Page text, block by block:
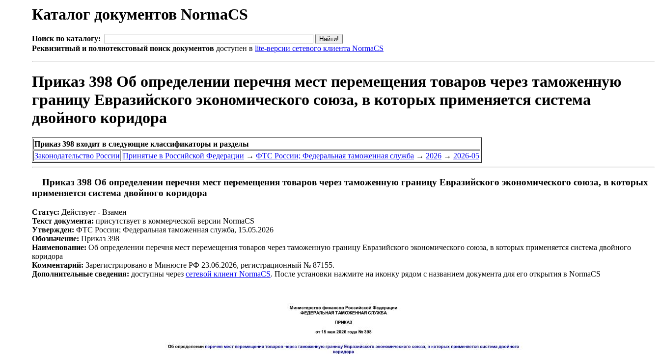
Каталог документов NormaCS
Поиск по каталогу:
Реквизитный и полнотекстовый поиск документов доступен в lite-версии сетевого клиента NormaCS
Приказ 398 Об определении перечня мест перемещения товаров через таможенную
границу Евразийского экономического союза, в которых применяется система
двойного коридора
Приказ 398 входит в следующие классификаторы и разделы
Законодательство России Принятые в Российской Федерации → ФТС России; Федеральная таможенная служба → 2026 → 2026-05
Приказ 398 Об определении перечня мест перемещения товаров через таможенную границу Евразийского экономического союза, в которых
применяется система двойного коридора
Статус: Действует - Взамен
Текст документа: присутствует в коммерческой версии NormaCS
Утвержден: ФТС России; Федеральная таможенная служба, 15.05.2026
Обозначение: Приказ 398
Наименование: Об определении перечня мест перемещения товаров через таможенную границу Евразийского экономического союза, в которых применяется система двойного
коридора
Комментарий: Зарегистрировано в Минюсте РФ 23.06.2026, регистрационный № 87155.
Дополнительные сведения: доступны через сетевой клиент NormaCS. После установки нажмите на иконку рядом с названием документа для его открытия в NormaCS